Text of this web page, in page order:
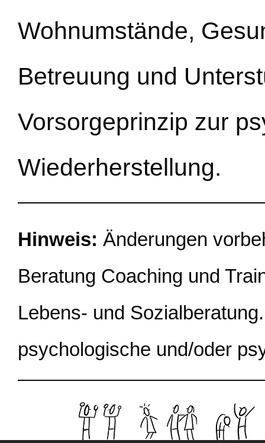
Wohnumstände,
Betreuung und
Vorsorgeprinzip zur
Wiederherstellung.
Hinweis: Änderungen
Beratung Coaching und
Lebens- und
psychologische und/oder